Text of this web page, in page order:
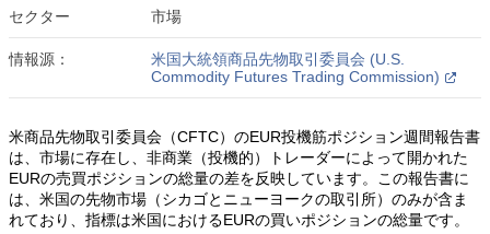
セクター 市場
情報源：
米国大統領商品先物取引委員会 (U.S.
Commodity Futures Trading Commission)
米商品先物取引委員会（CFTC）のEUR投機筋ポジション週間報告書
は、市場に存在し、非商業（投機的）トレーダーによって開かれた
EURの売買ポジションの総量の差を反映しています。この報告書に
は、米国の先物市場（シカゴとニューヨークの取引所）のみが含ま
れており、指標は米国におけるEURの買いポジションの総量です。